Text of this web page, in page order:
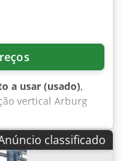
a usar (usado),
vertical Arburg
disponível. Força
500mm, altura
distância entre
classificado